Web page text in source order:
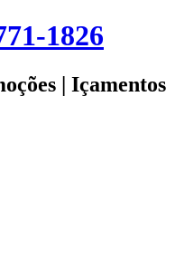
1826
| Içamentos